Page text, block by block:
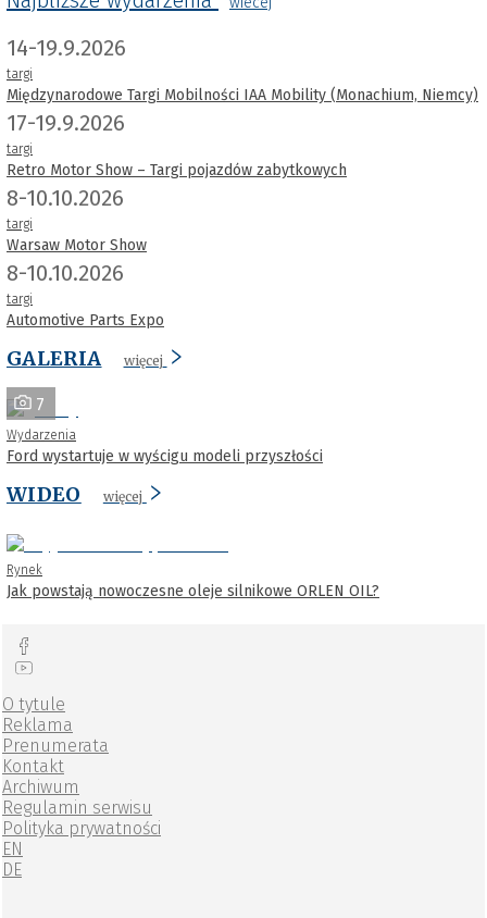
14-19.9.2026
targi
Międzynarodowe Targi Mobilności IAA Mobility (Monachium, Niemcy)
17-19.9.2026
targi
Retro Motor Show – Targi pojazdów zabytkowych
8-10.10.2026
targi
Warsaw Motor Show
8-10.10.2026
targi
Automotive Parts Expo
GALERIA więcej
7
Wydarzenia
Ford wystartuje w wyścigu modeli przyszłości
WIDEO więcej
Rynek
Jak powstają nowoczesne oleje silnikowe ORLEN OIL?
O tytule
Reklama
Prenumerata
Kontakt
Archiwum
Regulamin serwisu
Polityka prywatności
EN
DE